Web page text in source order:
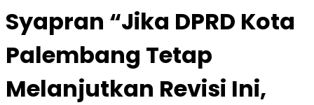
Syapran “Jika DPRD Kota
Palembang Tetap
Melanjutkan Revisi Ini,